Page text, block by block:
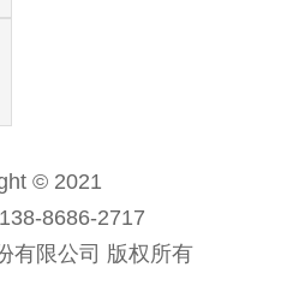
© 2021
8686-2717
有限公司 版权所有